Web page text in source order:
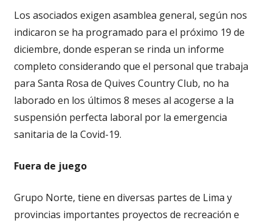
Los asociados exigen asamblea general, según nos
indicaron se ha programado para el próximo 19 de
diciembre, donde esperan se rinda un informe
completo considerando que el personal que trabaja
para Santa Rosa de Quives Country Club, no ha
laborado en los últimos 8 meses al acogerse a la
suspensión perfecta laboral por la emergencia
sanitaria de la Covid-19.
Fuera de juego
Grupo Norte, tiene en diversas partes de Lima y
provincias importantes proyectos de recreación e